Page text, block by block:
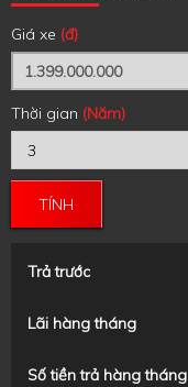
Giá xe (đ)
Thời gian (Năm)
TÍNH
Trả trước
Lãi hàng tháng
Số tiền trả hàng tháng